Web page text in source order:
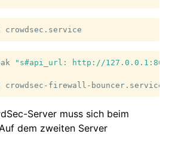
"s#api_url: http://
Server muss sich beim
dem zweiten Server